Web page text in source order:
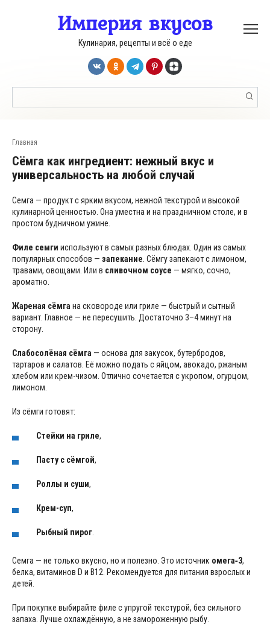
Империя вкусов
Кулинария, рецепты и всё о еде
Главная
Сёмга как ингредиент: нежный вкус и
универсальность на любой случай
Семга — продукт с ярким вкусом, нежной текстурой и высокой
кулинарной ценностью. Она уместна и на праздничном столе, и в
простом будничном ужине.
Филе семги используют в самых разных блюдах. Один из самых
популярных способов — запекание. Сёмгу запекают с лимоном,
травами, овощами. Или в сливочном соусе — мягко, сочно,
ароматно.
Жареная сёмга на сковороде или гриле — быстрый и сытный
вариант. Главное — не пересушить. Достаточно 3–4 минут на
сторону.
Слабосолёная сёмга — основа для закусок, бутербродов,
тартаров и салатов. Её можно подать с яйцом, авокадо, ржаным
хлебом или крем-чизом. Отлично сочетается с укропом, огурцом,
лимоном.
Из сёмги готовят:
Стейки на гриле,
Пасту с сёмгой,
Роллы и суши,
Крем-суп,
Рыбный пирог.
Семга — не только вкусно, но и полезно. Это источник омега‑3,
белка, витаминов D и B12. Рекомендуется для питания взрослых и
детей.
При покупке выбирайте филе с упругой текстурой, без сильного
запаха. Лучше охлаждённую, а не замороженную рыбу.